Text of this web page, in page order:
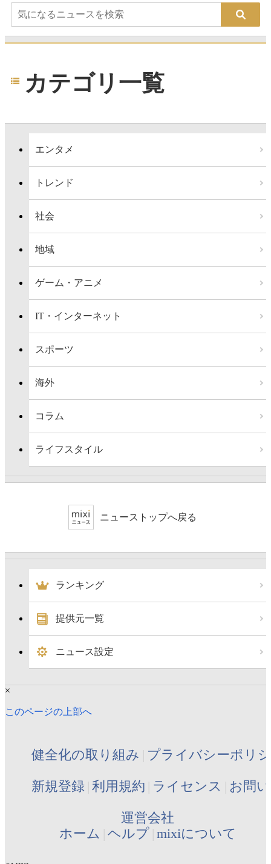
カテゴリ一覧
エンタメ
トレンド
社会
地域
ゲーム・アニメ
IT・インターネット
スポーツ
海外
コラム
ライフスタイル
ニューストップへ戻る
ランキング
提供元一覧
ニュース設定
×
このページの上部へ
健全化の取り組み プライバシーポリ
新規登録 利用規約 ライセンス お問
運営会社
ホーム ヘルプ mixiについて